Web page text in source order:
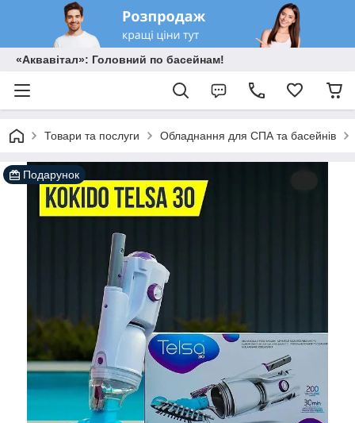
«Аквавітал»: Головний по басейнам!
Товари та послуги Обладнання для СПА та басейнів
Подарунок